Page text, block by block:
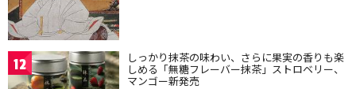
12 しっかり抹茶の味わい、さらに果実の香りも楽
しめる「無糖フレーバー抹茶」ストロベリー、
マンゴー新発売